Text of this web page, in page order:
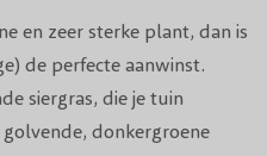
en zeer sterke plant, dan is
de perfecte aanwinst.
siergras, die je tuin
donkergroene